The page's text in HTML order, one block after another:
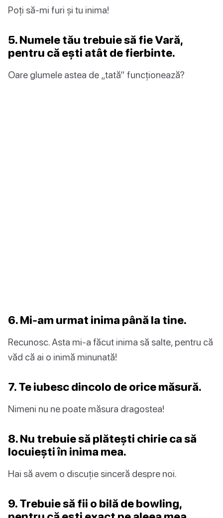
Poți să-mi furi și tu inima!
5. Numele tău trebuie să fie Vară,
pentru că ești atât de fierbinte.
Oare glumele astea de „tată” funcționează?
6. Mi-am urmat inima până la tine.
Recunosc. Asta mi-a făcut inima să salte, pentru că
văd că ai o inimă minunată!
7. Te iubesc dincolo de orice măsură.
Nimeni nu ne poate măsura dragostea!
8. Nu trebuie să plătești chirie ca să
locuiești în inima mea.
Hai să avem o discuție sinceră despre noi.
9. Trebuie să fii o bilă de bowling,